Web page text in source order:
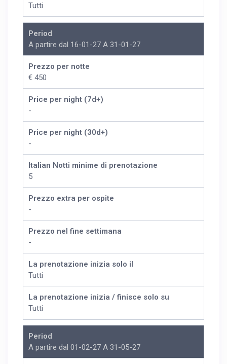
Tutti
Period
A partire dal 16-01-27 A 31-01-27
Prezzo per notte
€ 450
Price per night (7d+)
-
Price per night (30d+)
-
Italian Notti minime di prenotazione
5
Prezzo extra per ospite
-
Prezzo nel fine settimana
-
La prenotazione inizia solo il
Tutti
La prenotazione inizia / finisce solo su
Tutti
Period
A partire dal 01-02-27 A 31-05-27